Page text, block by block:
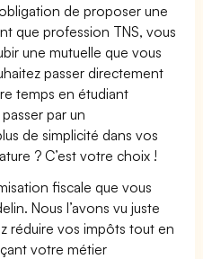
de proposer une
que profession TNS, vous
une mutuelle que vous
passer directement
temps en étudiant
par un
de simplicité dans vos
? C’est votre choix !
fiscale que vous
Nous l’avons vu juste
réduire vos impôts tout en
votre métier